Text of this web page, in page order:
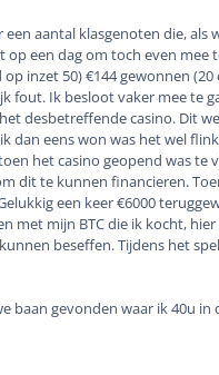
een aantal klasgenoten die,
een dag om toch even
inzet 50) €144 gewonnen
fout. Ik besloot vaker mee te
desbetreffende casino. Dit
dan eens won was het wel
het casino geopend was
dit te kunnen financieren.
een keer €6000
met mijn BTC die ik kocht,
beseffen. Tijdens het
baan gevonden waar ik 40u